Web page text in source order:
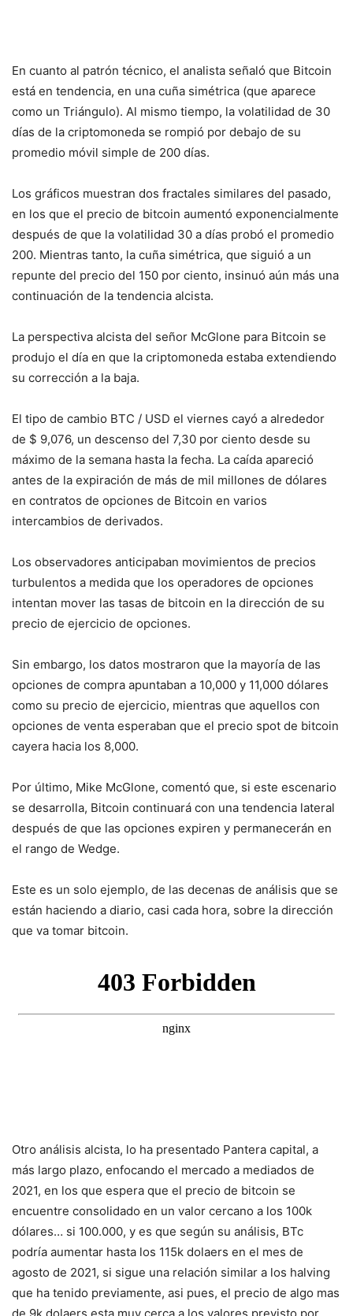
En cuanto al patrón técnico, el analista señaló que Bitcoin
está en tendencia, en una cuña simétrica (que aparece
como un Triángulo). Al mismo tiempo, la volatilidad de 30
días de la criptomoneda se rompió por debajo de su
promedio móvil simple de 200 días.
Los gráficos muestran dos fractales similares del pasado,
en los que el precio de bitcoin aumentó exponencialmente
después de que la volatilidad 30 a días probó el promedio
200. Mientras tanto, la cuña simétrica, que siguió a un
repunte del precio del 150 por ciento, insinuó aún más una
continuación de la tendencia alcista.
La perspectiva alcista del señor McGlone para Bitcoin se
produjo el día en que la criptomoneda estaba extendiendo
su corrección a la baja.
El tipo de cambio BTC / USD el viernes cayó a alrededor
de $ 9,076, un descenso del 7,30 por ciento desde su
máximo de la semana hasta la fecha. La caída apareció
antes de la expiración de más de mil millones de dólares
en contratos de opciones de Bitcoin en varios
intercambios de derivados.
Los observadores anticipaban movimientos de precios
turbulentos a medida que los operadores de opciones
intentan mover las tasas de bitcoin en la dirección de su
precio de ejercicio de opciones.
Sin embargo, los datos mostraron que la mayoría de las
opciones de compra apuntaban a 10,000 y 11,000 dólares
como su precio de ejercicio, mientras que aquellos con
opciones de venta esperaban que el precio spot de bitcoin
cayera hacia los 8,000.
Por último, Mike McGlone, comentó que, si este escenario
se desarrolla, Bitcoin continuará con una tendencia lateral
después de que las opciones expiren y permanecerán en
el rango de Wedge.
Este es un solo ejemplo, de las decenas de análisis que se
están haciendo a diario, casi cada hora, sobre la dirección
que va tomar bitcoin.
Otro análisis alcista, lo ha presentado Pantera capital, a
más largo plazo, enfocando el mercado a mediados de
2021, en los que espera que el precio de bitcoin se
encuentre consolidado en un valor cercano a los 100k
dólares… si 100.000, y es que según su análisis, BTc
podría aumentar hasta los 115k dolaers en el mes de
agosto de 2021, si sigue una relación similar a los halving
que ha tenido previamente, asi pues, el precio de algo mas